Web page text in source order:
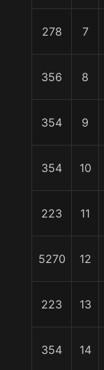
278 7
356 8
354 9
354 10
223 11
5270 12
223 13
354 14